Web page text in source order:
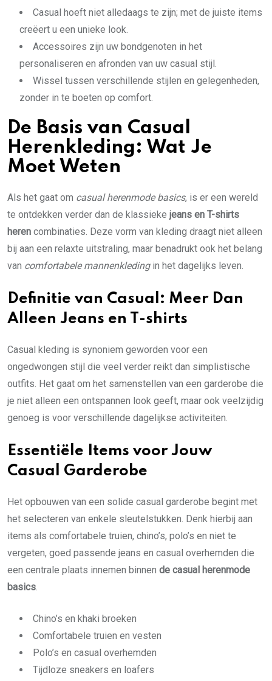
Casual hoeft niet alledaags te zijn; met de juiste items
creëert u een unieke look.
Accessoires zijn uw bondgenoten in het
personaliseren en afronden van uw casual stijl.
Wissel tussen verschillende stijlen en gelegenheden,
zonder in te boeten op comfort.
De Basis van Casual
Herenkleding: Wat Je
Moet Weten
Als het gaat om casual herenmode basics, is er een wereld
te ontdekken verder dan de klassieke jeans en T-shirts
heren combinaties. Deze vorm van kleding draagt niet alleen
bij aan een relaxte uitstraling, maar benadrukt ook het belang
van comfortabele mannenkledingin het dagelijks leven.
Definitie van Casual: Meer Dan
Alleen Jeans en T-shirts
Casual kleding is synoniem geworden voor een
ongedwongen stijl die veel verder reikt dan simplistische
outfits. Het gaat om het samenstellen van een garderobe die
je niet alleen een ontspannen look geeft, maar ook veelzijdig
genoeg is voor verschillende dagelijkse activiteiten.
Essentiële Items voor Jouw
Casual Garderobe
Het opbouwen van een solide casual garderobe begint met
het selecteren van enkele sleutelstukken. Denk hierbij aan
items als comfortabele truien, chino’s, polo’s en niet te
vergeten, goed passende jeans en casual overhemden die
een centrale plaats innemen binnen de casual herenmode
basics.
Chino’s en khaki broeken
Comfortabele truien en vesten
Polo’s en casual overhemden
Tijdloze sneakers en loafers